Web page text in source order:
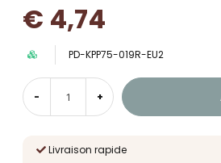
€ 4,74
PD-KPP75-019R-EU2
- +
Livraison rapide